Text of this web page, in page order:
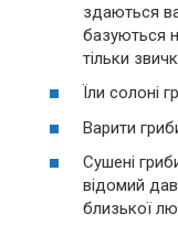
здаються
базуються
тільки
Їли солоні
Варити
Сушені
відомий
близької